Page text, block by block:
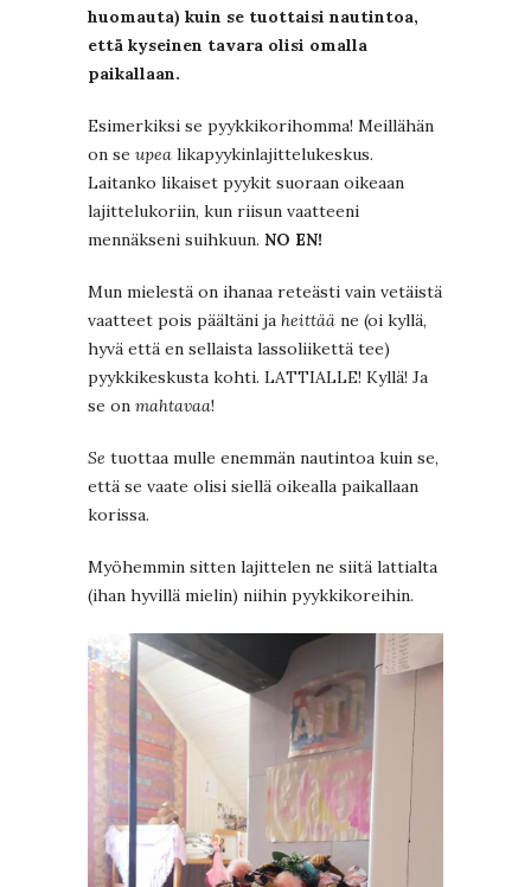
huomauta) kuin se tuottaisi nautintoa,
että kyseinen tavara olisi omalla
paikallaan.
Esimerkiksi se pyykkikorihomma! Meillähän
on se upea likapyykinlajittelukeskus.
Laitanko likaiset pyykit suoraan oikeaan
lajittelukoriin, kun riisun vaatteeni
mennäkseni suihkuun. NO EN!
Mun mielestä on ihanaa reteästi vain vetäistä
vaatteet pois päältäni ja heittää ne (oi kyllä,
hyvä että en sellaista lassoliikettä tee)
pyykkikeskusta kohti. LATTIALLE! Kyllä! Ja
se on mahtavaa!
Se tuottaa mulle enemmän nautintoa kuin se,
että se vaate olisi siellä oikealla paikallaan
korissa.
Myöhemmin sitten lajittelen ne siitä lattialta
(ihan hyvillä mielin) niihin pyykkikoreihin.